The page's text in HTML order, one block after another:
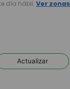
día hábil. Ver zonas
Actualizar